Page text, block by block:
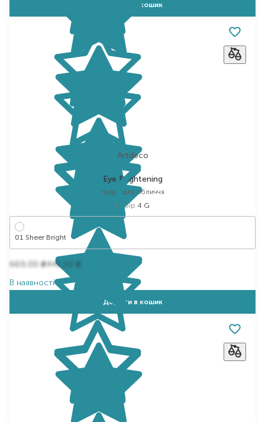
Додати в кошик
Artdeco
Eye Brightening
пудра для обличчя
Вибір 4 G
01 Sheer Bright
669,00₴441,50
₴
В наявності
Додати в кошик